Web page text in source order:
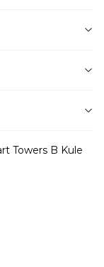
Towers B Kule